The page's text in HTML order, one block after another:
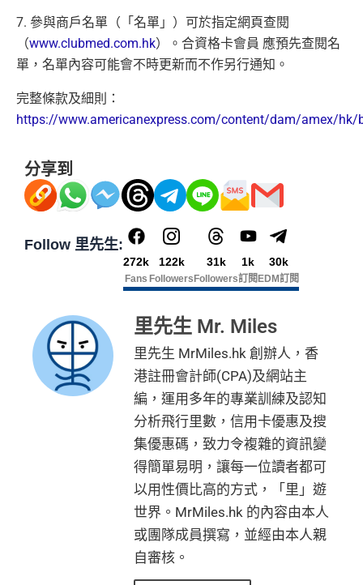
亞洲50+指定高爾夫球會免費果嶺費
信和酒店優惠：會送住宿禮券，信和酒店及遠東酒店
集團第二晚免費住宿
❎缺點
年費$9,500無得豁免
海外簽賬手續費小貴，有2%收費(其他卡做緊1至1.9
轉換成飛行里數手續費每次HK$400
查看更多信用卡詳情及分析...
7. 參與商戶名單（「名單」）可於指定網頁查閱
（www.clubmed.com.hk）。合資格卡會員 應預先查閱名
單，名單內容可能會不時更新而不作另行通知。
完整條款及細則：
https://www.americanexpress.com/content/dam/amex/
分享到
Follow 里先生:
272k
Fans
122k
Followers
31k
Followers
1k
訂閱
30k
EDM訂閱
里先生 Mr. Miles
里先生 MrMiles.hk 創辦人，香
港註冊會計師(CPA)及網站主
編，運用多年的專業訓練及認知
分析飛行里數，信用卡優惠及搜
集優惠碼，致力令複雜的資訊變
得簡單易明，讓每一位讀者都可
以用性價比高的方式，「里」遊
世界。MrMiles.hk 的內容由本人
或團隊成員撰寫，並經由本人親
自審核。